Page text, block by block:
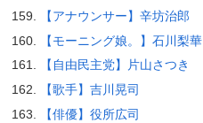
【アナウンサー】辛坊治郎
【モーニング娘。】石川梨華
【自由民主党】片山さつき
【歌手】吉川晃司
【俳優】役所広司